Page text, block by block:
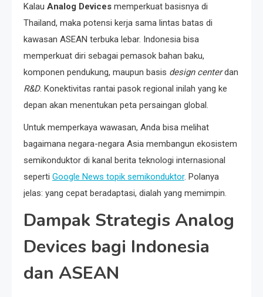
Kalau Analog Devices memperkuat basisnya di
Thailand, maka potensi kerja sama lintas batas di
kawasan ASEAN terbuka lebar. Indonesia bisa
memperkuat diri sebagai pemasok bahan baku,
komponen pendukung, maupun basis design centerdan
R&D. Konektivitas rantai pasok regional inilah yang ke
depan akan menentukan peta persaingan global.
Untuk memperkaya wawasan, Anda bisa melihat
bagaimana negara-negara Asia membangun ekosistem
semikonduktor di kanal berita teknologi internasional
seperti Google News topik semikonduktor. Polanya
jelas: yang cepat beradaptasi, dialah yang memimpin.
Dampak Strategis Analog
Devices bagi Indonesia
dan ASEAN